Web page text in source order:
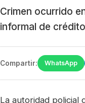
Crimen ocurrido
informal de
Compartir: WhatsApp
La autoridad policial